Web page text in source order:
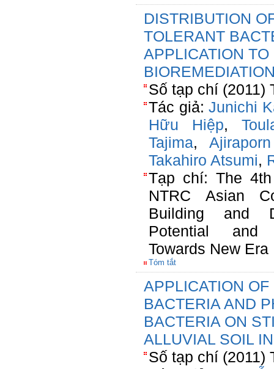
DISTRIBUTION
TOLERANT
APPLICATION
Số tạp chí (2011)
Tác giả:Junichi
Hữu Hiệp,
Tajima,
Takahiro Atsumi,
Tạp chí: The
NTRC Asian
Building and
Potential and
Towards New Era
Tóm tắt
APPLICATION
BACTERIA AND
BACTERIA ON
ALLUVIAL SOIL
Số tạp chí (2011)